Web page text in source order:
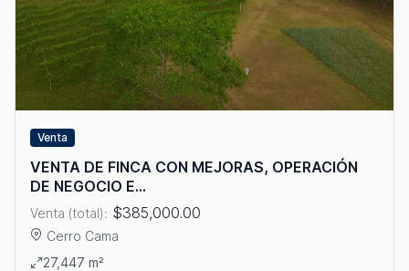
Venta
VENTA DE FINCA CON MEJORAS, OPERACIÓN
DE NEGOCIO E...
Venta (total): $385,000.00
Cerro Cama
Ver detalles: VENTA DE FINCA CON MEJORAS, OPERACIÓN DE
27,447 m²